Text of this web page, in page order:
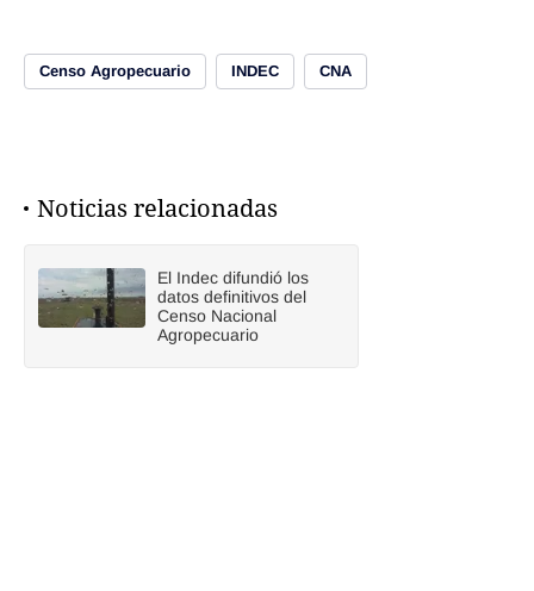
Censo Agropecuario INDEC CNA
Noticias relacionadas
El Indec difundió los
datos definitivos del
Censo Nacional
Agropecuario